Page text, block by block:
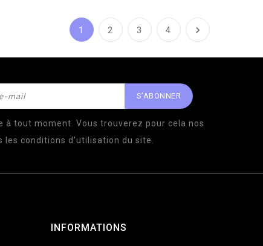
1 2 3 4 
à tout moment. Vous trouverez pour cela nos
conditions d'utilisation du site.
INFORMATIONS